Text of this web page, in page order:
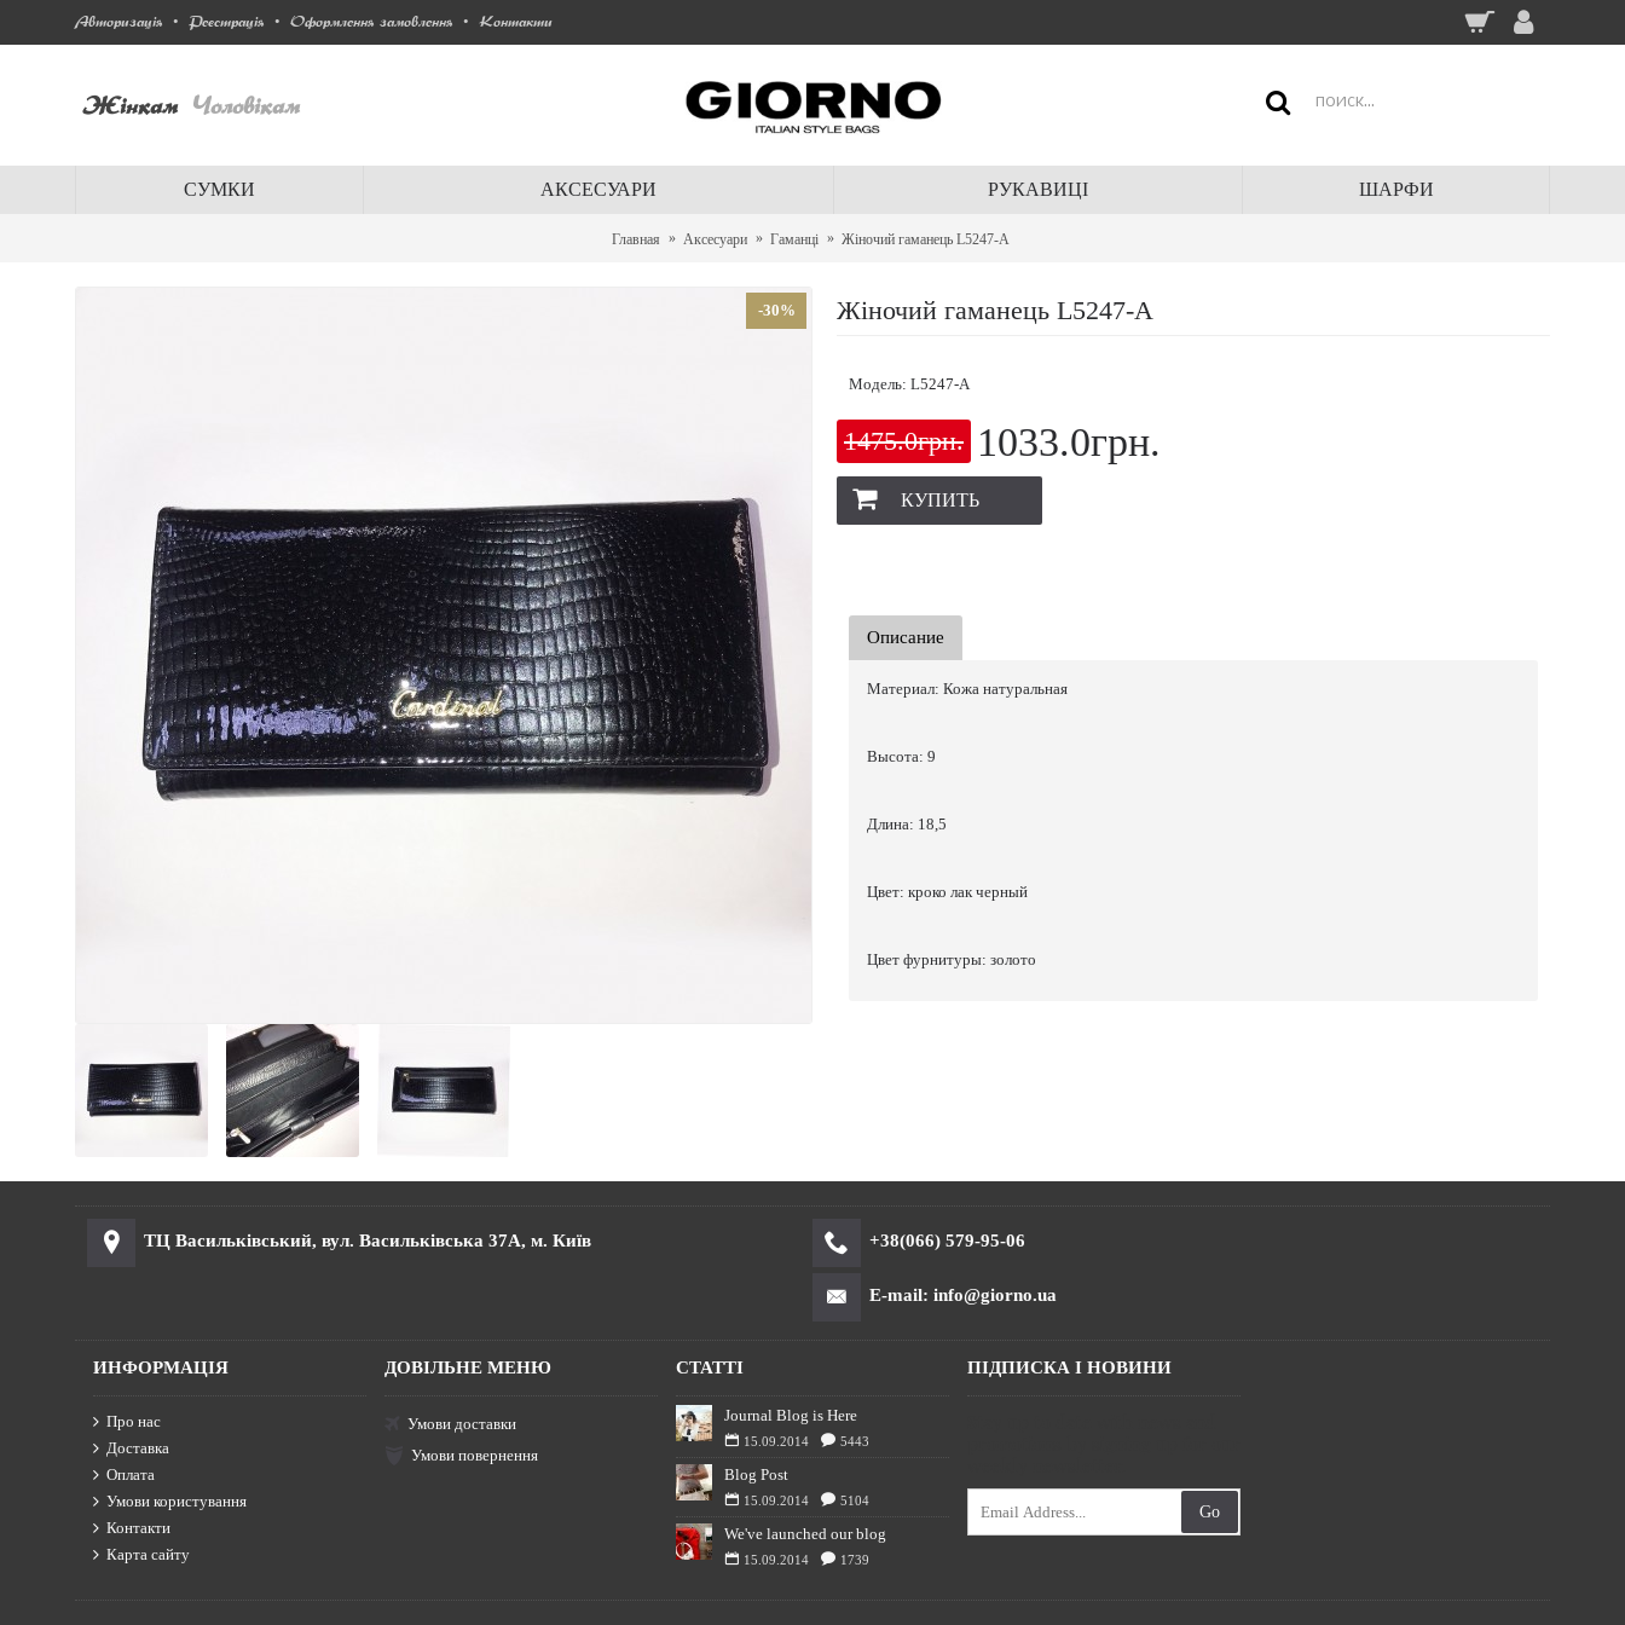
Авторизація • Реєстрація • Оформлення замовлення • Контакти
Жінкам Чоловікам
СУМКИ АКСЕСУАРИ РУКАВИЦІ ШАРФИ
Главная Аксесуари Гаманці Жіночий гаманець L5247-A
-30% Жіночий гаманець L5247-A
Модель: L5247-A
1475.0грн. 1033.0грн.
КУПИТЬ
Описание
Материал: Кожа натуральная
Высота: 9
Длина: 18,5
Цвет: кроко лак черный
Цвет фурнитуры: золото
ТЦ Васильківський, вул. Васильківська 37А, м. Київ +38(066) 579-95-06
E-mail: info@giorno.ua
ИНФОРМАЦІЯ
Про нас
Доставка
Оплата
Умови користування
Контакти
Карта сайту
ДОВІЛЬНЕ МЕНЮ
Умови доставки
Умови повернення
СТАТТІ
Journal Blog is Here
15.09.2014 5443
Blog Post
15.09.2014 5104
We've launched our blog
15.09.2014 1739
ПІДПИСКА І НОВИНИ
Go